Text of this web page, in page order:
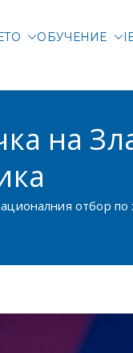
ОБУЧЕНИЕ
на
отбор